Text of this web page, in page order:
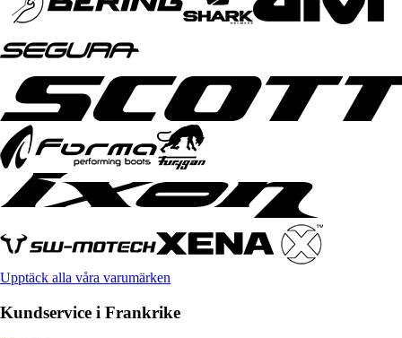
Upptäck alla våra varumärken
Kundservice i Frankrike